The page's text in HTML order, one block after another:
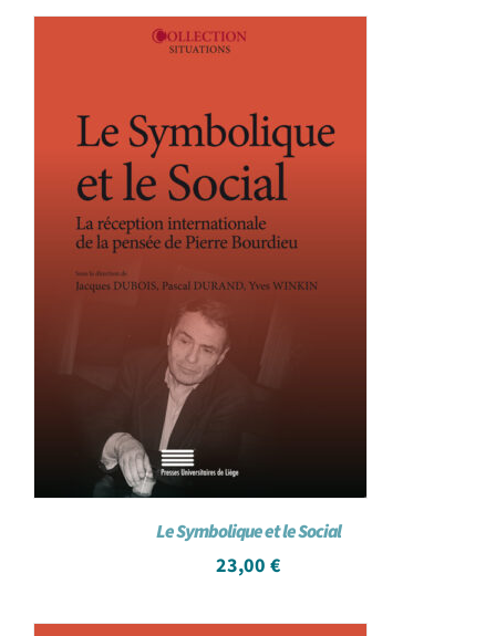
Le Symbolique et le Social
23,00 €